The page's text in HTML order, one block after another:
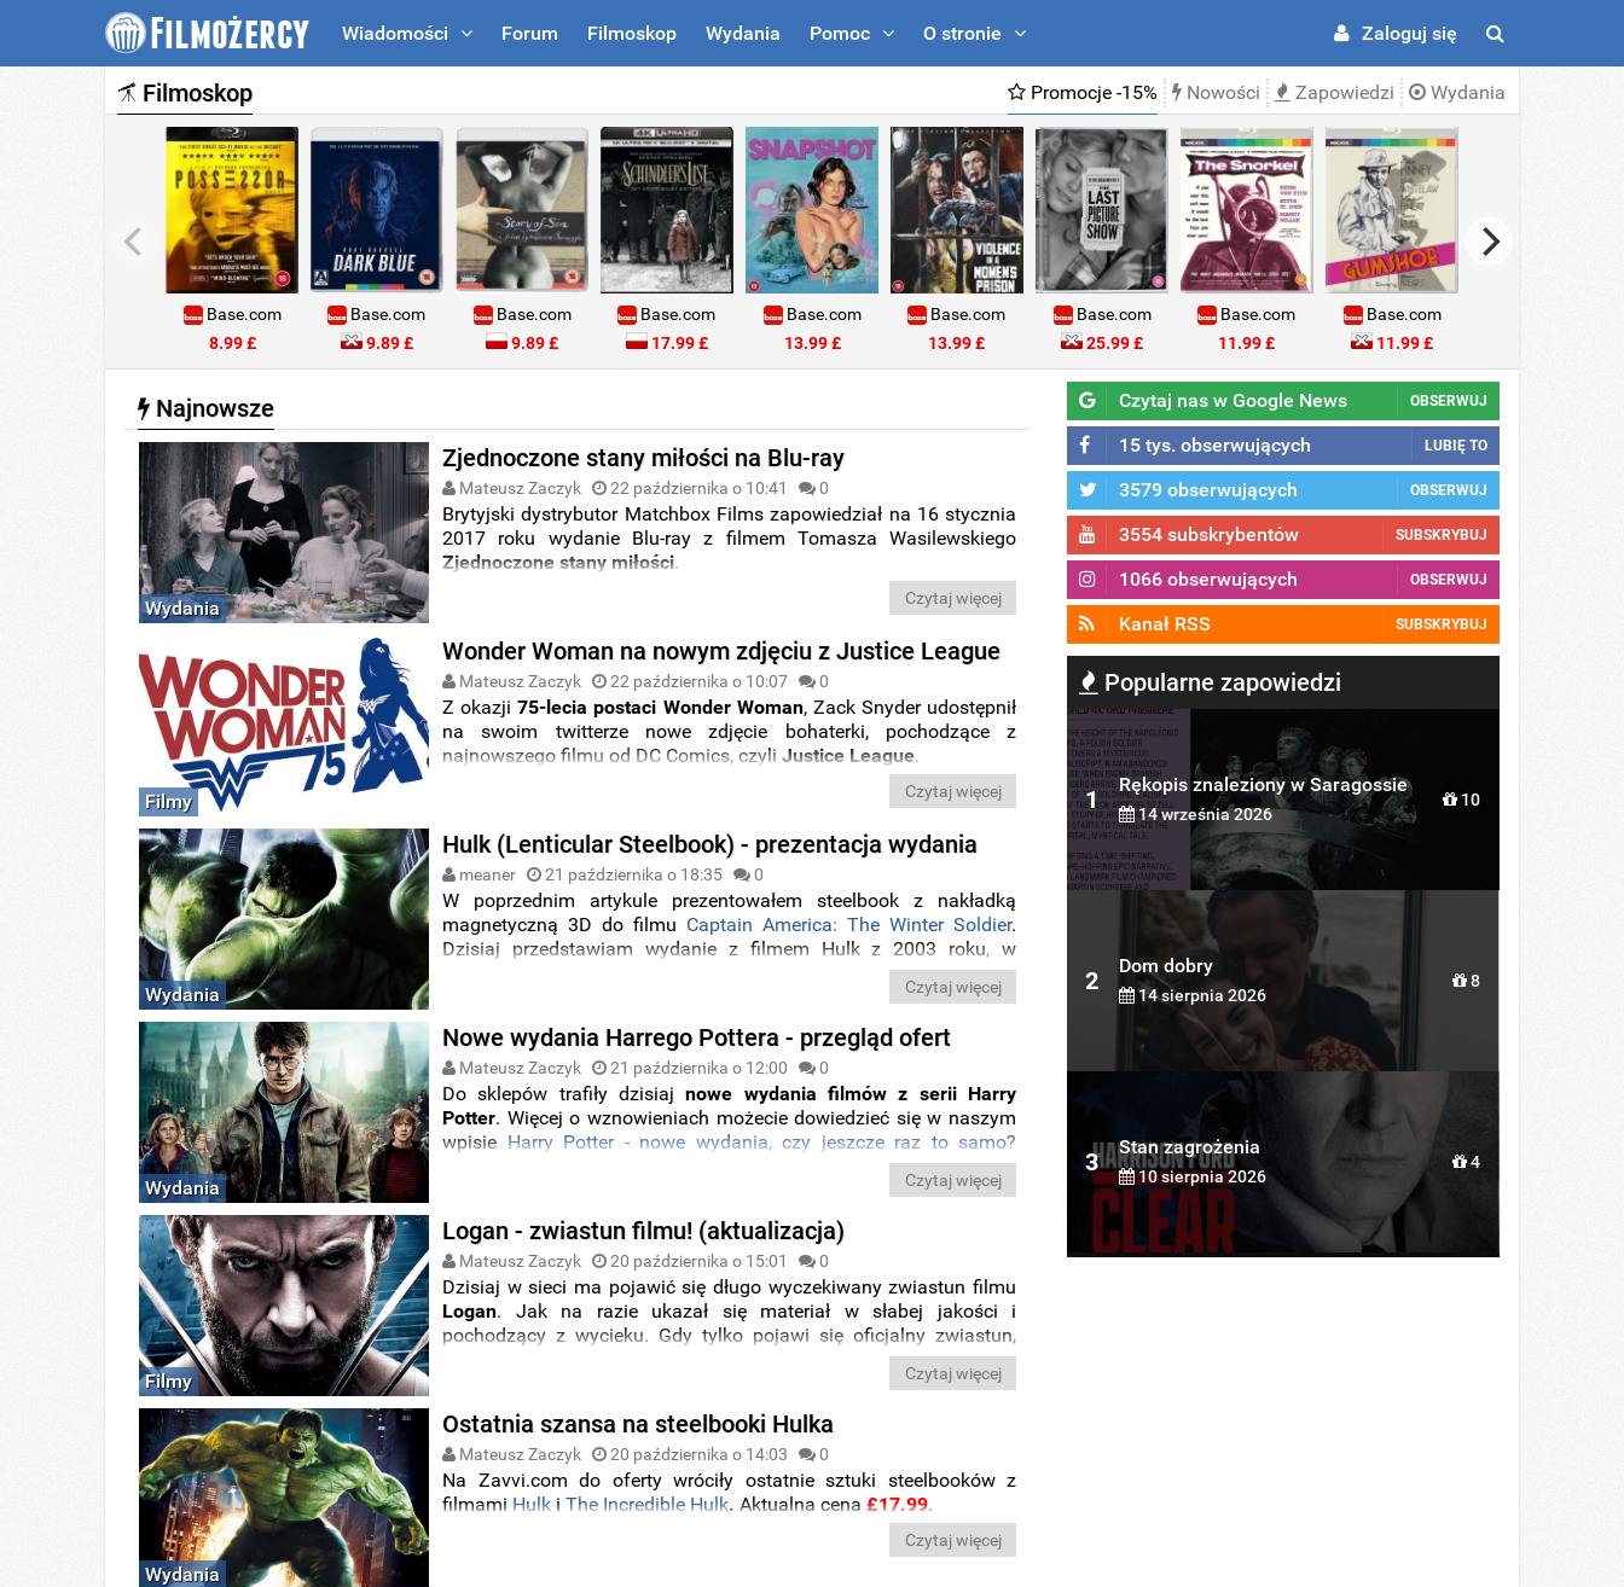
Wiadomości Forum Filmoskop Wydania Pomoc O stronie Zaloguj się
Filmoskop Promocje -15% Nowości Zapowiedzi Wydania
Base.com
8.99 £
Base.com
9.89 £
Base.com
9.89 £
Base.com
17.99 £
Base.com
13.99 £
Base.com
13.99 £
Base.com
25.99 £
Base.com
11.99 £
Base.com
11.99 £
Najnowsze
Wydania
Zjednoczone stany miłości na Blu-ray
Mateusz Zaczyk 22 października o 10:41 0
Brytyjski dystrybutor Matchbox Films zapowiedział na 16 stycznia
2017 roku wydanie Blu-ray z filmem Tomasza Wasilewskiego
Zjednoczone stany miłości.
Czytaj więcej
Filmy
Wonder Woman na nowym zdjęciu z Justice League
Mateusz Zaczyk 22 października o 10:07 0
Z okazji75-lecia postaci Wonder Woman, Zack Snyder udostępnił
na swoim twitterze nowe zdjęcie bohaterki, pochodzące z
najnowszego filmu od DC Comics, czyliJustice League.
Czytaj więcej
Wydania
Hulk (Lenticular Steelbook) - prezentacja wydania
meaner 21 października o 18:35 0
W poprzednim artykule prezentowałem steelbook z nakładką
magnetyczną 3D do filmu Captain America: The Winter Soldier.
Dzisiaj przedstawiam wydanie z filmem Hulk z 2003 roku, w
Czytaj więcej
Wydania
Nowe wydania Harrego Pottera - przegląd ofert
Mateusz Zaczyk 21 października o 12:00 0
Do sklepów trafiły dzisiajnowe wydania filmów z serii Harry
Potter. Więcej o wznowieniach możecie dowiedzieć się w naszym
wpisie Harry Potter - nowe wydania, czy jeszcze raz to samo?
wydania Blu-ray i
Czytaj więcej
Filmy
Logan - zwiastun filmu! (aktualizacja)
Mateusz Zaczyk 20 października o 15:01 0
Dzisiaj w sieci ma pojawić się długo wyczekiwany zwiastun filmu
Logan. Jak na razie ukazał się materiał w słabej jakości i
pochodzący z wycieku. Gdy tylko pojawi się oficjalny zwiastun,
Czytaj więcej
Wydania
Ostatnia szansa na steelbooki Hulka
Mateusz Zaczyk 20 października o 14:03 0
Na Zavvi.com do oferty wróciły ostatnie sztuki steelbooków z
filmami Hulk iThe Incredible Hulk.Aktualna cena£17.99.
Czytaj więcej
Czytaj nas w Google News OBSERWUJ
15 tys. obserwujących LUBIĘ TO
3579 obserwujących OBSERWUJ
3554 subskrybentów SUBSKRYBUJ
1066 obserwujących OBSERWUJ
Kanał RSS SUBSKRYBUJ
Popularne zapowiedzi
1
Rękopis znaleziony w Saragossie
14 września 2026
10
2
Dom dobry
14 sierpnia 2026
8
3
Stan zagrożenia
10 sierpnia 2026
4